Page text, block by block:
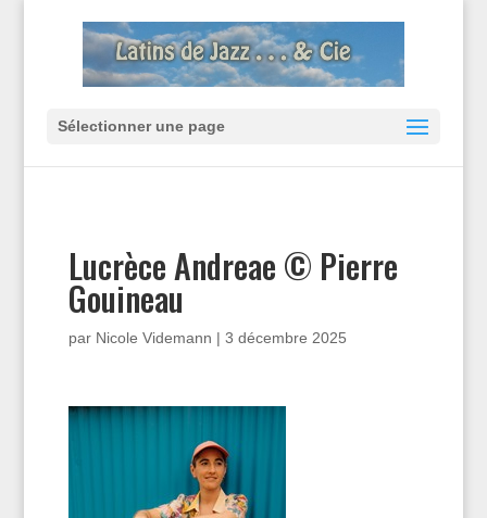
Sélectionner une page
Lucrèce Andreae © Pierre
Gouineau
par Nicole Videmann | 3 décembre 2025